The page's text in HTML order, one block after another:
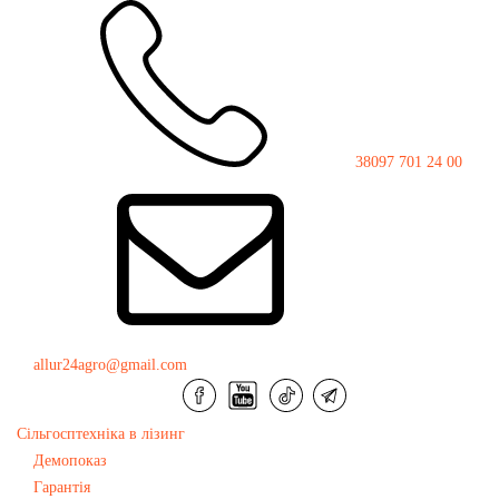
38097 701 24 00
allur24agro@gmail.com
Сільгосптехніка в лізинг
Демопоказ
Гарантія
Мульчер BOXING 2000